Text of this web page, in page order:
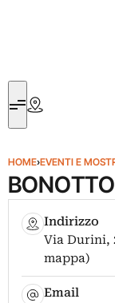
HOME›EVENTI E
Indirizzo
Via Durini,
mappa)
Email